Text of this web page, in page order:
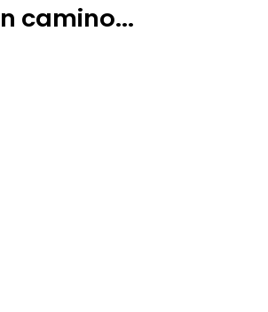
camino...